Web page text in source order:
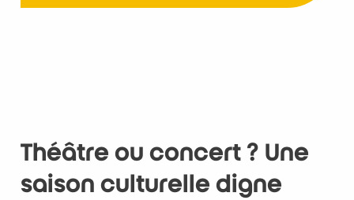
Théâtre ou concert ? Une
saison culturelle digne